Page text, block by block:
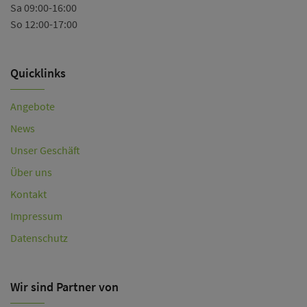
Sa 09:00-16:00
So 12:00-17:00
Quicklinks
Angebote
News
Unser Geschäft
Über uns
Kontakt
Impressum
Datenschutz
Wir sind Partner von